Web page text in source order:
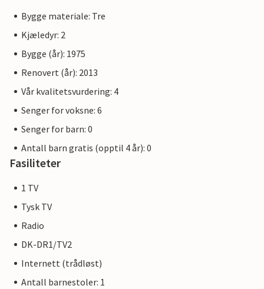
Bygge materiale: Tre
Kjæledyr: 2
Bygge (år): 1975
Renovert (år): 2013
Vår kvalitetsvurdering: 4
Senger for voksne: 6
Senger for barn: 0
Antall barn gratis (opptil 4 år): 0
Fasiliteter
1 TV
Tysk TV
Radio
DK-DR1/TV2
Internett (trådløst)
Antall barnestoler: 1